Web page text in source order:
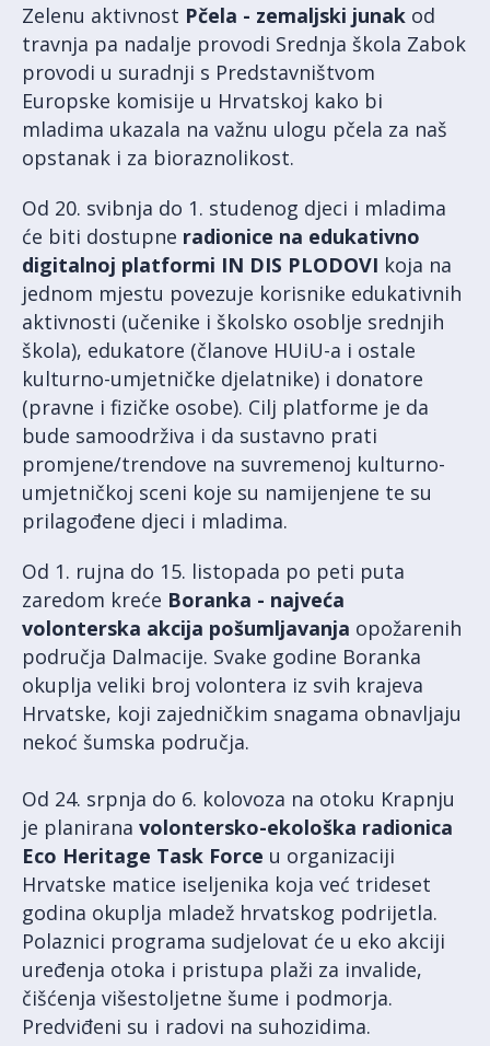
Zelenu aktivnost Pčela - zemaljski junak od
travnja pa nadalje provodi Srednja škola Zabok
provodi u suradnji s Predstavništvom
Europske komisije u Hrvatskoj kako bi
mladima ukazala na važnu ulogu pčela za naš
opstanak i za bioraznolikost.
Od 20. svibnja do 1. studenog djeci i mladima
će biti dostupne radionice na edukativno
digitalnoj platformi IN DIS PLODOVI koja na
jednom mjestu povezuje korisnike edukativnih
aktivnosti (učenike i školsko osoblje srednjih
škola), edukatore (članove HUiU-a i ostale
kulturno-umjetničke djelatnike) i donatore
(pravne i fizičke osobe). Cilj platforme je da
bude samoodrživa i da sustavno prati
promjene/trendove na suvremenoj kulturno-
umjetničkoj sceni koje su namijenjene te su
prilagođene djeci i mladima.
Od 1. rujna do 15. listopada po peti puta
zaredom kreće Boranka - najveća
volonterska akcija pošumljavanja opožarenih
područja Dalmacije. Svake godine Boranka
okuplja veliki broj volontera iz svih krajeva
Hrvatske, koji zajedničkim snagama obnavljaju
nekoć šumska područja.
Od 24. srpnja do 6. kolovoza na otoku Krapnju
je planirana volontersko-ekološka radionica
Eco Heritage Task Force u organizaciji
Hrvatske matice iseljenika koja već trideset
godina okuplja mladež hrvatskog podrijetla.
Polaznici programa sudjelovat će u eko akciji
uređenja otoka i pristupa plaži za invalide,
čišćenja višestoljetne šume i podmorja.
Predviđeni su i radovi na suhozidima.